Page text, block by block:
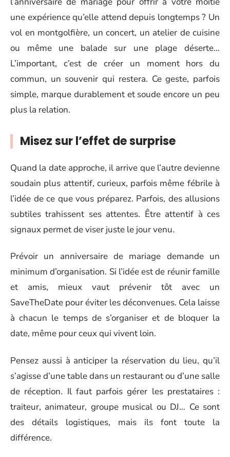
une expérience qu’elle attend depuis longtemps ? Un
vol en montgolfière, un concert, un atelier de cuisine
ou même une balade sur une plage déserte…
L’important, c’est de créer un moment hors du
commun, un souvenir qui restera. Ce geste, parfois
simple, marque durablement et soude encore un peu
plus la relation.
Misez sur l’effet de surprise
Quand la date approche, il arrive que l’autre devienne
soudain plus attentif, curieux, parfois même fébrile à
l’idée de ce que vous préparez. Parfois, des allusions
subtiles trahissent ses attentes. Être attentif à ces
signaux permet de viser juste le jour venu.
Prévoir un anniversaire de mariage demande un
minimum d’organisation. Si l’idée est de réunir famille
et amis, mieux vaut prévenir tôt avec un
SaveTheDate pour éviter les déconvenues. Cela laisse
à chacun le temps de s’organiser et de bloquer la
date, même pour ceux qui vivent loin.
Pensez aussi à anticiper la réservation du lieu, qu’il
s’agisse d’une table dans un restaurant ou d’une salle
de réception. Il faut parfois gérer les prestataires :
traiteur, animateur, groupe musical ou DJ… Ce sont
des détails logistiques, mais ils font toute la
différence.